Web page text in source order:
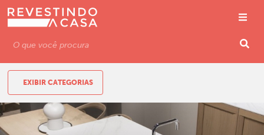
EXIBIR CATEGORIAS